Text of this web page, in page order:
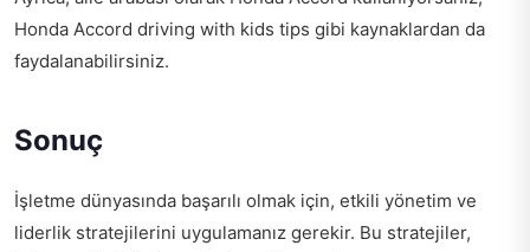
Honda Accord driving with kids tips gibi kaynaklardan da
faydalanabilirsiniz.
Sonuç
İşletme dünyasında başarılı olmak için, etkili yönetim ve
liderlik stratejilerini uygulamanız gerekir. Bu stratejiler,